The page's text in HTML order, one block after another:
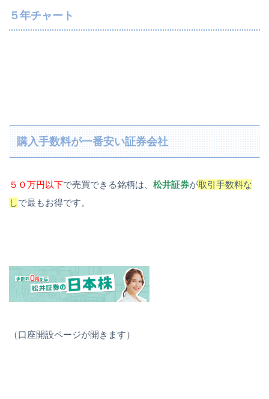
５年チャート
購入手数料が一番安い証券会社
５０万円以下で売買できる銘柄は、 松井証券が取引手数料な
しで最もお得です。
（口座開設ページが開きます）